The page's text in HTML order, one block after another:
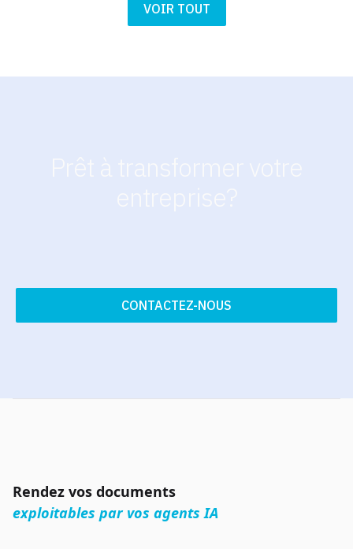
VOIR TOUT
CONTACTEZ-NOUS
Rendez vos documents
exploitables par vos agents IA